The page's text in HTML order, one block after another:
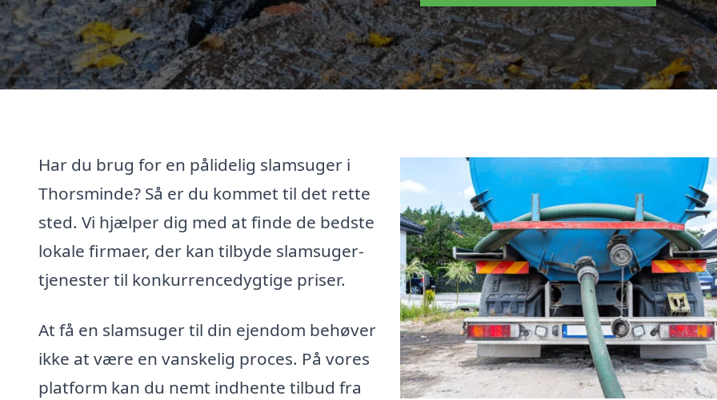
Har du brug for en pålidelig slamsuger i
Thorsminde? Så er du kommet til det rette
sted. Vi hjælper dig med at finde de bedste
lokale firmaer, der kan tilbyde slamsuger-
tjenester til konkurrencedygtige priser.
At få en slamsuger til din ejendom behøver
ikke at være en vanskelig proces. På vores
platform kan du nemt indhente tilbud fra